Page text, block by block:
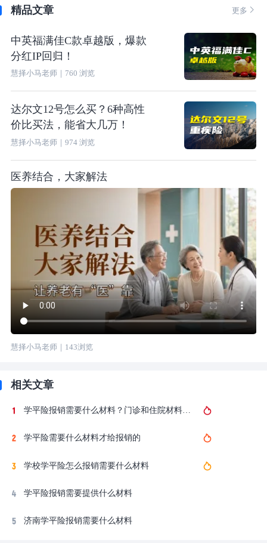
精品文章 更多 
中英福满佳C款卓越版，爆款
分红IP回归！
慧择小马老师｜ 760 浏览
达尔文12号怎么买？6种高性
价比买法，能省大几万！
慧择小马老师｜ 974浏览
医养结合，大家解法
慧择小马老师｜ 143浏览
相关文章
学平险报销需要什么材料？门诊和住院材料清单一次收藏
学平险需要什么材料才给报销的
学校学平险怎么报销需要什么材料
学平险报销需要提供什么材料
济南学平险报销需要什么材料